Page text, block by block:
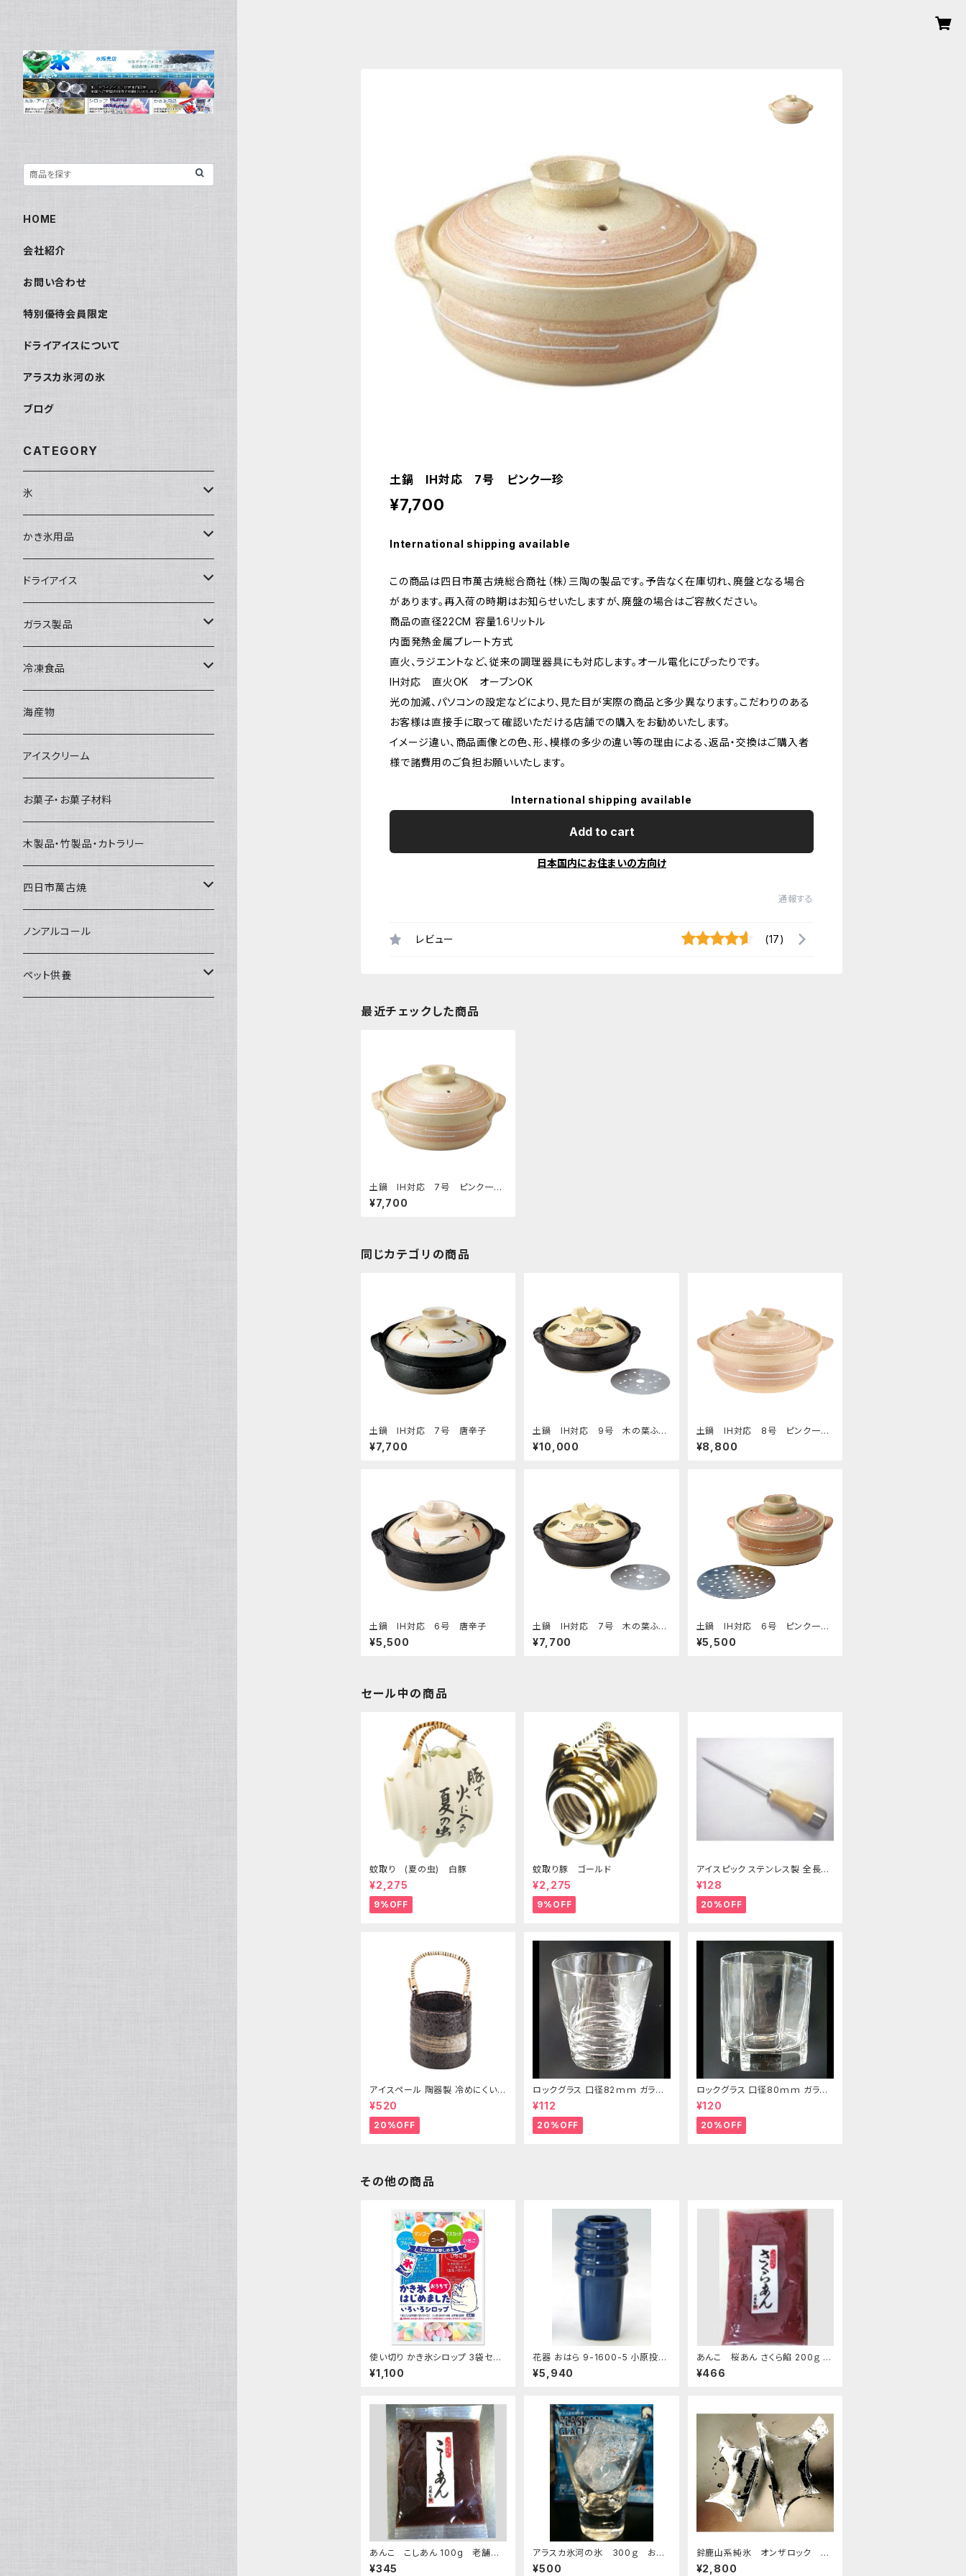
土鍋 IH対応 7号 ピンク一珍
¥7,700
International shipping available
この商品は四日市萬古焼総合商社（株）三陶の製品です。予告なく在庫切れ、廃盤となる場合
があります。再入荷の時期はお知らせいたしますが、廃盤の場合はご容赦ください。
商品の直径22CM 容量1.6リットル
内面発熱金属プレート方式
直火、ラジエントなど、従来の調理器具にも対応します。オール電化にぴったりです。
IH対応 直火OK オーブンOK
光の加減、パソコンの設定などにより、見た目が実際の商品と多少異なります。こだわりのある
お客様は直接手に取って確認いただける店舗での購入をお勧めいたします。
イメージ違い、商品画像との色、形、模様の多少の違い等の理由による、返品・交換はご購入者
様で諸費用のご負担お願いいたします。
International shipping available
Add to cart
日本国内にお住まいの方向け
通報する
レビュー (17)
最近チェックした商品
土鍋 IH対応 7号 ピンク一
珍
¥7,700
同じカテゴリの商品
土鍋 IH対応 7号 唐辛子
¥7,700
土鍋 IH対応 9号 木の葉ふく
ろう
¥10,000
土鍋 IH対応 8号 ピンク一
珍
¥8,800
土鍋 IH対応 6号 唐辛子
¥5,500
土鍋 IH対応 7号 木の葉ふく
ろう
¥7,700
土鍋 IH対応 6号 ピンク一
珍
¥5,500
セール中の商品
蚊取り (夏の虫) 白豚
¥2,275
9%OFF
蚊取り豚 ゴールド
¥2,275
9%OFF
アイスピック ステンレス製 全長21
5ｍｍ
¥128
20%OFF
アイスペール 陶器製 冷めにくい二
重構造 860ml
¥520
20%OFF
ロックグラス 口径82ｍｍ ガラス
製 250cc
¥112
20%OFF
ロックグラス 口径80ｍｍ ガラス
製 220cc
¥120
20%OFF
その他の商品
使い切り かき氷シロップ 3袋セッ
ト いちご ハワイアンブルー マンゴ
ー マスカット コーラ 35mL各1袋5
¥1,100
花器 おはら 9-1600-5 小原投入
ナマコ 花瓶 フラワーベース
¥5,940
あんこ 桜あん さくら餡 200ｇ 老
舗 あんこ屋のこだわり餡【クリック
ポスト便】
¥466
あんこ こしあん 100g 老舗あ
んこ屋のこだわり餡【クリックポス
¥345
アラスカ氷河の氷 300ｇ おす
すめ
¥500
鈴鹿山系純氷 オンザロック 原
料 1.5kg 9袋
¥2,800
HOME
会社紹介
お問い合わせ
特別優待会員限定
ドライアイスについて
アラスカ氷河の氷
ブログ
CATEGORY
氷
富士天然水の氷
丸氷
直径70mm
直径65mm
角氷
砕氷
氷河の氷
氷アイテム
かき氷用品
かき氷シロップ
無果汁1.8Lパック
無果汁1Lパック
果汁入り600ｍL瓶
無添加瓶シロップ
かき氷機・かき氷器
かき氷カップ
発泡スチロール無地-使い捨て
発泡スチロールプリント柄
かき氷スプーン・スプーンストロー
プラスチック・スプーン
プラスチック・スプーンストロー
コンデンスミルク・練乳・あんこ
かき氷セット
その他かき氷用品
ドライアイス
ドライアイス3ｋｇ
ドライアイス4ｋｇ
ドライアイス5ｋｇ
ドライアイス8ｋｇ
ドライアイス10ｋｇ
ドライアイス15ｋｇ
ドライアイス20ｋｇ
ドライアイス25ｋｇ
ガラス製品
オンザロック・グラス
ビール・グラス
タンブラー
かき氷器
冷凍食品
肉まん・あんまん
パスタ・スパゲッティ
惣菜
海産物
アイスクリーム
お菓子・お菓子材料
木製品・竹製品・カトラリー
四日市萬古焼
土鍋・土釜
一般土鍋
皿・椀・丼・小物
ノンアルコール
ペット供養